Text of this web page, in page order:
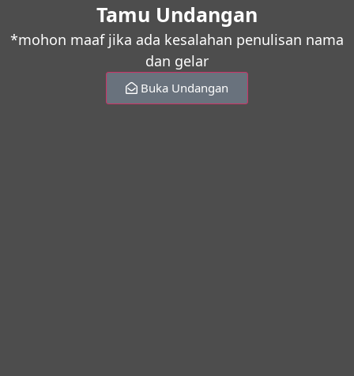
Tamu Undangan
*mohon maaf jika ada kesalahan penulisan nama
dan gelar
Buka Undangan